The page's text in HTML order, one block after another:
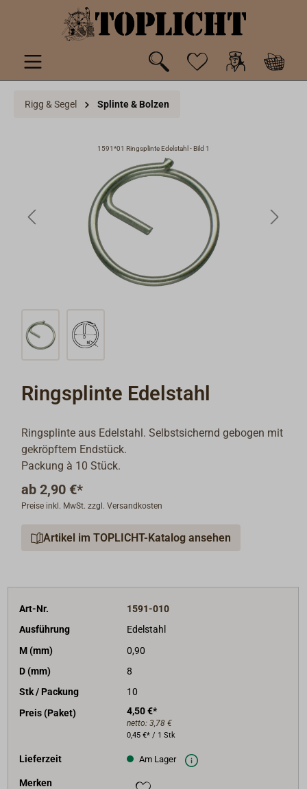
springen
Rigg & Segel Splinte & Bolzen
1591*01 Ringsplinte Edelstahl - Bild 1
Ringsplinte Edelstahl
Ringsplinte aus Edelstahl. Selbstsichernd gebogen mit
gekröpftem Endstück.
Packung à 10 Stück.
ab 2,90 €*
Preise inkl. MwSt. zzgl. Versandkosten
Artikel im TOPLICHT-Katalog ansehen
Art-Nr.
1591-010
Ausführung
Edelstahl
M (mm)
0,90
D (mm)
8
Stk / Packung
10
Preis (Paket)
4,50 €*
netto: 3,78 €
0,45 €* / 1 Stk
Lieferzeit Am Lager
Merken